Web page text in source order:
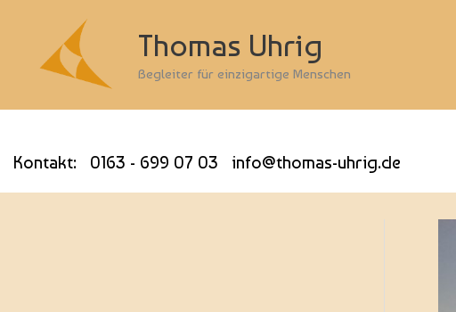
Thomas Uhrig
Begleiter für einzigartige Menschen
Kontakt: 0163 - 699 07 03 info@thomas-uhrig.de